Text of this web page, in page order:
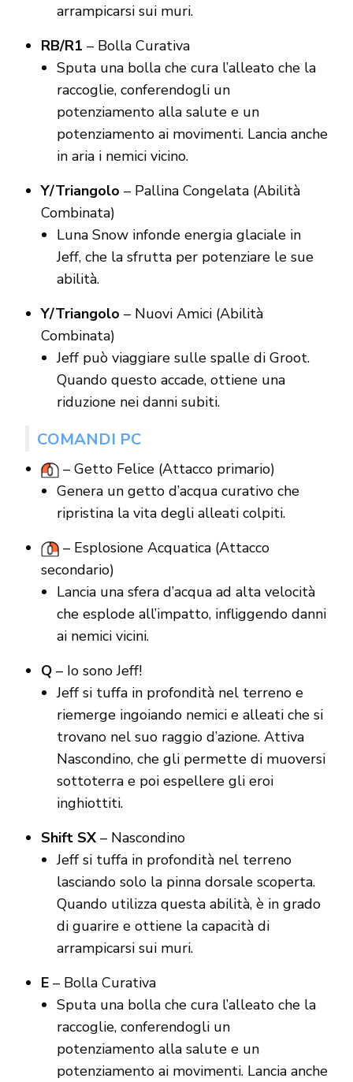
arrampicarsi sui muri.
RB/R1 – Bolla Curativa
Sputa una bolla che cura l’alleato che la
raccoglie, conferendogli un
potenziamento alla salute e un
potenziamento ai movimenti. Lancia anche
in aria i nemici vicino.
Y/Triangolo – Pallina Congelata (Abilità
Combinata)
Luna Snow infonde energia glaciale in
Jeff, che la sfrutta per potenziare le sue
abilità.
Y/Triangolo – Nuovi Amici (Abilità
Combinata)
Jeff può viaggiare sulle spalle di Groot.
Quando questo accade, ottiene una
riduzione nei danni subiti.
COMANDI PC
– Getto Felice (Attacco primario)
Genera un getto d’acqua curativo che
ripristina la vita degli alleati colpiti.
– Esplosione Acquatica (Attacco
secondario)
Lancia una sfera d’acqua ad alta velocità
che esplode all’impatto, infliggendo danni
ai nemici vicini.
Q– Io sono Jeff!
Jeff si tuffa in profondità nel terreno e
riemerge ingoiando nemici e alleati che si
trovano nel suo raggio d’azione. Attiva
Nascondino, che gli permette di muoversi
sottoterra e poi espellere gli eroi
inghiottiti.
Shift SX– Nascondino
Jeff si tuffa in profondità nel terreno
lasciando solo la pinna dorsale scoperta.
Quando utilizza questa abilità, è in grado
di guarire e ottiene la capacità di
arrampicarsi sui muri.
E– Bolla Curativa
Sputa una bolla che cura l’alleato che la
raccoglie, conferendogli un
potenziamento alla salute e un
potenziamento ai movimenti. Lancia anche